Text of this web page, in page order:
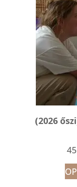
(2026